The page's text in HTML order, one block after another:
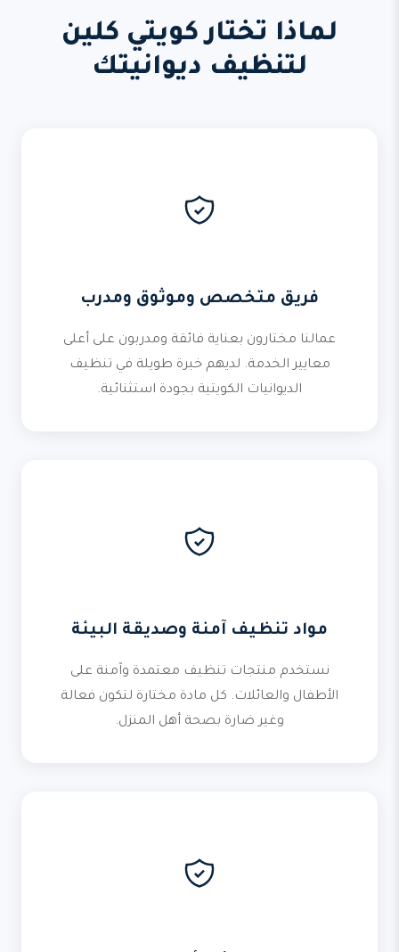
لماذا تختار كويتي كلين
لتنظيف ديوانيتك
فريق متخصص وموثوق ومدرب
عمالنا مختارون بعناية فائقة ومدربون على أعلى
معايير الخدمة. لديهم خبرة طويلة في تنظيف
الديوانيات الكويتية بجودة استثنائية.
مواد تنظيف آمنة وصديقة البيئة
نستخدم منتجات تنظيف معتمدة وآمنة على
الأطفال والعائلات. كل مادة مختارة لتكون فعالة
وغير ضارة بصحة أهل المنزل.